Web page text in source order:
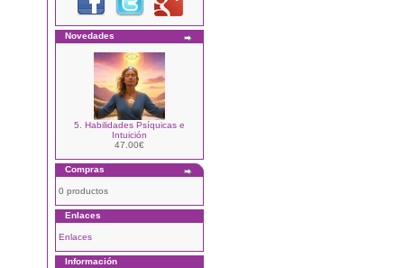
Novedades
5. Habilidades Psíquicas e
Intuición
47.00€
Compras
0 productos
Enlaces
Enlaces
Información